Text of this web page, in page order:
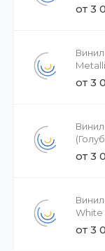
от 3
от 3
от 3
White
от 3